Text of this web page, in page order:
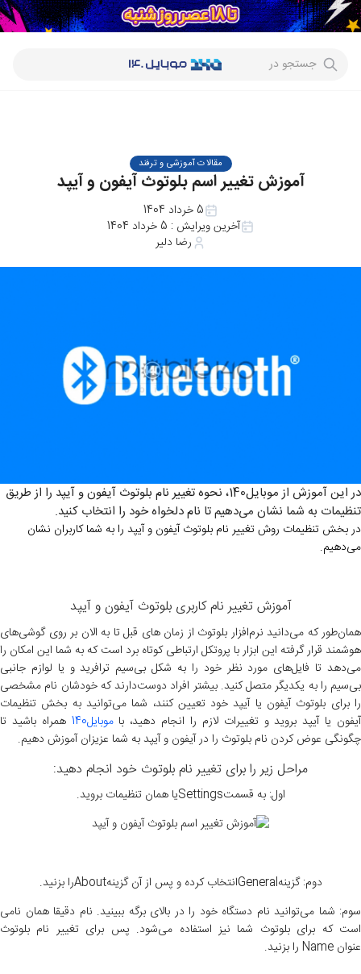
جستجو در
مقالات آموزشی و ترفند
آموزش تغییر اسم بلوتوث آیفون و آیپد
5 خرداد 1404
آخرین ویرایش : 5 خرداد 1404
رضا دلیر
در این آموزش از موبایل140، نحوه تغییر نام بلوتوث آیفون و آیپد را از طریق
تنظیمات به شما نشان می‌دهیم تا نام دلخواه خود را انتخاب کنید.
در بخش تنظیمات روش تغییر نام بلوتوث آیفون و آیپد را به شما کاربران نشان
می‌دهیم.
آموزش تغییر نام کاربری بلوتوث آیفون و آیپد
همان‌طور که می‌دانید نرم‌افزار بلوتوث از زمان های قبل تا به الان بر روی گوشی‌های
هوشمند قرار گرفته این ابزار با پروتکل ارتباطی کوتاه برد است که به شما این امکان را
می‌دهد تا فایل‌های مورد نظر خود را به شکل بی‌سیم ترافرید و یا لوازم جانبی
بی‌سیم را به یکدیگر متصل کنید. بیشتر افراد دوست‌دارند که خودشان نام مشخصی
را برای بلوتوث آیفون یا آیپد خود تعیین کنند، شما می‌توانید به بخش تنظیمات
آیفون یا آیپد بروید و تغییرات لازم را انجام دهید، باموبایل140
همراه باشید تا
چگونگی عوض کردن نام بلوتوث را در آیفون و آیپد به شما عزیزان آموزش دهیم.
مراحل زیر را برای تغییر نام بلوتوث خود انجام دهید:
اول: به قسمتSettingsیا همان تنظیمات بروید.
دوم: گزینهGeneralانتخاب کرده و پس از آن گزینهAboutرا بزنید.
سوم: شما می‌توانید نام دستگاه خود را در بالای برگه ببینید. نام دقیقا همان نامی
است که برای بلوتوث شما نیز استفاده می‌شود. پس برای تغییر نام بلوتوث
عنوان Name را بزنید.